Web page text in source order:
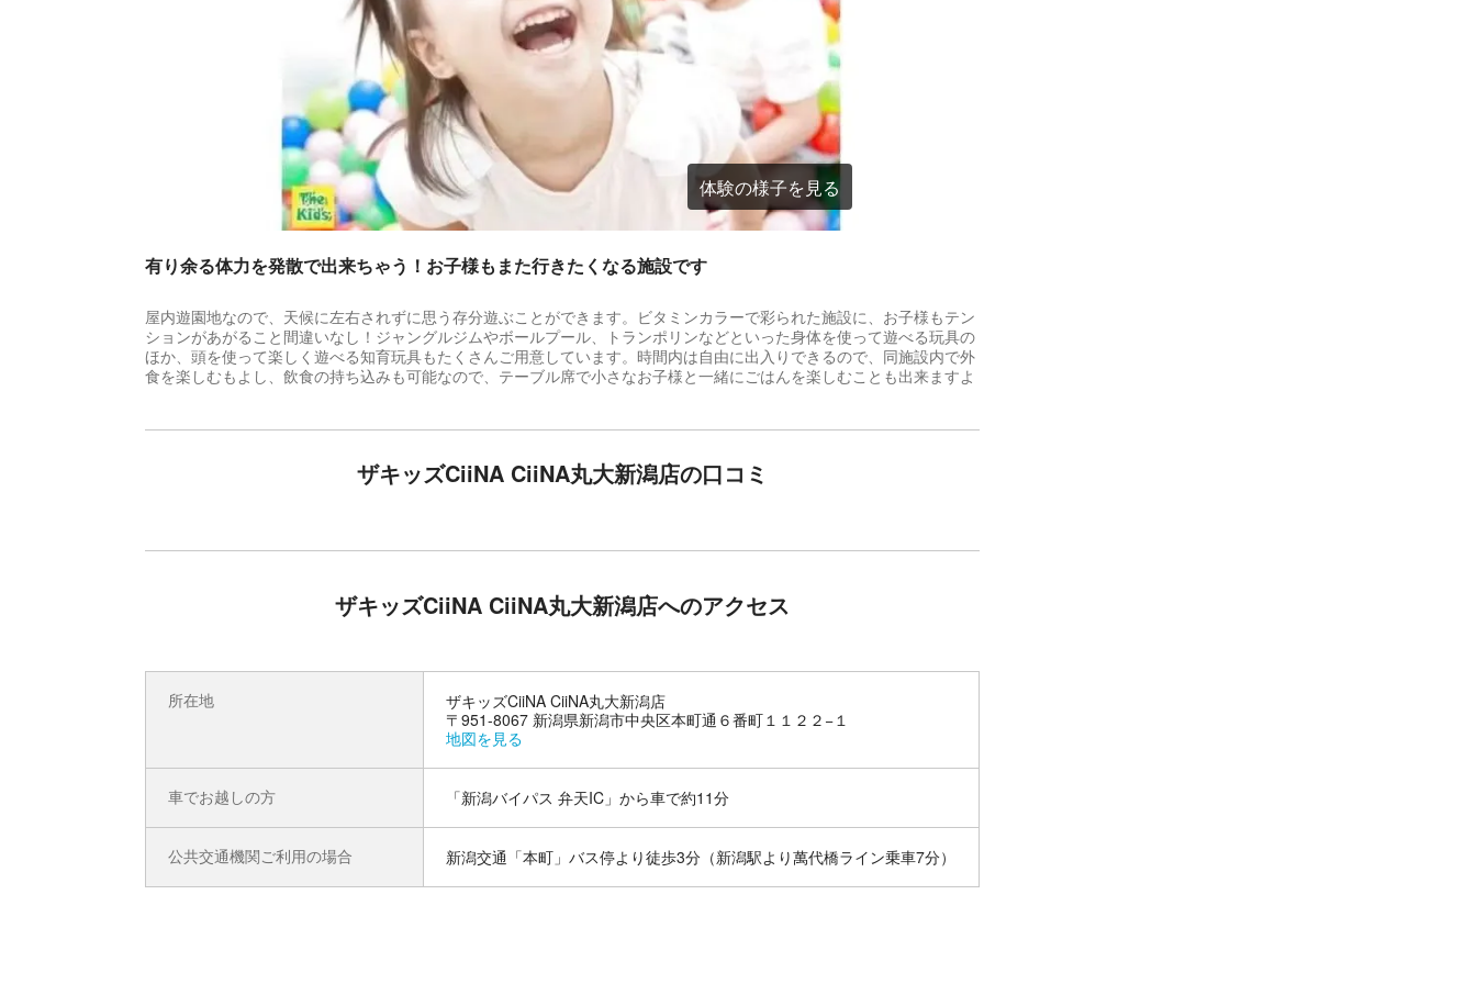
体験の様子を見る
有り余る体力を発散で出来ちゃう！お子様もまた行きたくなる施設です
屋内遊園地なので、天候に左右されずに思う存分遊ぶことができます。ビタミンカラーで彩られた施設に、お子様もテン
ションがあがること間違いなし！ジャングルジムやボールプール、トランポリンなどといった身体を使って遊べる玩具の
ほか、頭を使って楽しく遊べる知育玩具もたくさんご用意しています。時間内は自由に出入りできるので、同施設内で外
食を楽しむもよし、飲食の持ち込みも可能なので、テーブル席で小さなお子様と一緒にごはんを楽しむことも出来ますよ
ザキッズCiiNA CiiNA丸大新潟店の口コミ
ザキッズCiiNA CiiNA丸大新潟店へのアクセス
所在地
ザキッズCiiNA CiiNA丸大新潟店
〒951-8067 新潟県新潟市中央区本町通６番町１１２２−１
地図を見る
車でお越しの方 「新潟バイパス 弁天IC」から車で約11分
公共交通機関ご利用の場合 新潟交通「本町」バス停より徒歩3分（新潟駅より萬代橋ライン乗車7分）